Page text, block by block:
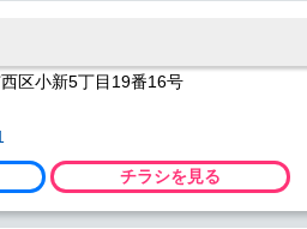
区小新5丁目19番16号
チラシを見る